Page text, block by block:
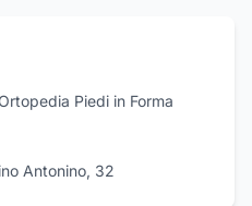
Piedi in Forma
Antonino, 32